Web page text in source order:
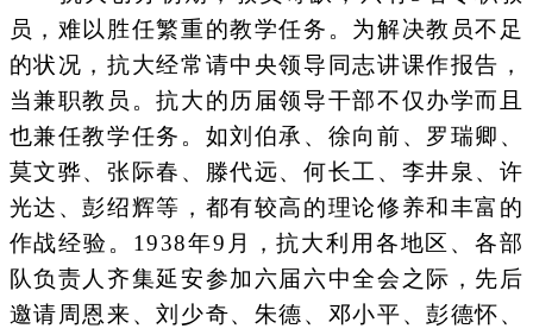
员，难以胜任繁重的教学任务。为解决教员不足
的状况，抗大经常请中央领导同志讲课作报告，
当兼职教员。抗大的历届领导干部不仅办学而且
也兼任教学任务。如刘伯承、徐向前、罗瑞卿、
莫文骅、张际春、滕代远、何长工、李井泉、许
光达、彭绍辉等，都有较高的理论修养和丰富的
作战经验。1938年9月，抗大利用各地区、各部
队负责人齐集延安参加六届六中全会之际，先后
邀请周恩来、刘少奇、朱德、邓小平、彭德怀、